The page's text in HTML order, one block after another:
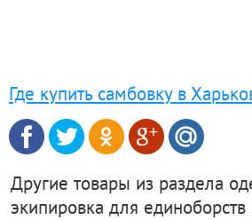
Где купить самбовку в
Другие товары из раздела
экипировка для единоборств